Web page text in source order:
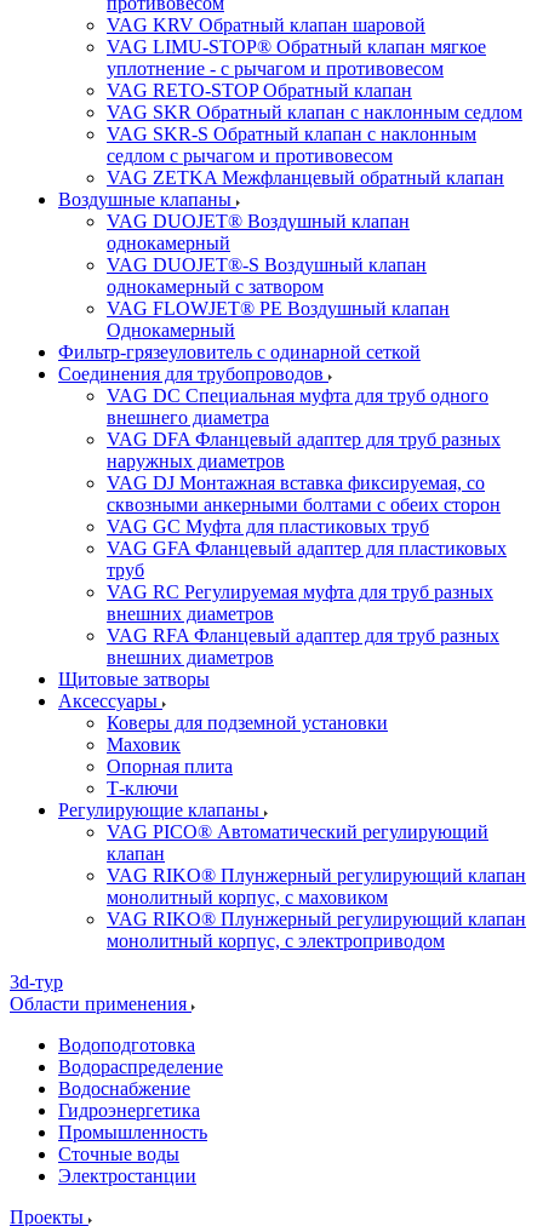
VAG KRV Обратный клапан шаровой
VAG LIMU-STOP® Обратный клапан мягкое
уплотнение - с рычагом и противовесом
VAG RETO-STOP Обратный клапан
VAG SKR Обратный клапан с наклонным седлом
VAG SKR-S Обратный клапан с наклонным
седлом с рычагом и противовесом
VAG ZETKA Межфланцевый обратный клапан
Воздушные клапаны
VAG DUOJET® Воздушный клапан
однокамерный
VAG DUOJET®-S Воздушный клапан
однокамерный с затвором
VAG FLOWJET® PE Воздушный клапан
Однокамерный
Фильтр-грязеуловитель с одинарной сеткой
Соединения для трубопроводов
VAG DC Специальная муфта для труб одного
внешнего диаметра
VAG DFA Фланцевый адаптер для труб разных
наружных диаметров
VAG DJ Монтажная вставка фиксируемая, со
сквозными анкерными болтами с обеих сторон
VAG GC Муфта для пластиковых труб
VAG GFA Фланцевый адаптер для пластиковых
труб
VAG RC Регулируемая муфта для труб разных
внешних диаметров
VAG RFA Фланцевый адаптер для труб разных
внешних диаметров
Щитовые затворы
Аксессуары
Коверы для подземной установки
Маховик
Опорная плита
Т-ключи
Регулирующие клапаны
VAG PICO® Автоматический регулирующий
клапан
VAG RIKO® Плунжерный регулирующий клапан
монолитный корпус, с маховиком
VAG RIKO® Плунжерный регулирующий клапан
монолитный корпус, с электроприводом
3d-тур
Области применения
Водоподготовка
Водораспределение
Водоснабжение
Гидроэнергетика
Промышленность
Сточные воды
Электростанции
Проекты